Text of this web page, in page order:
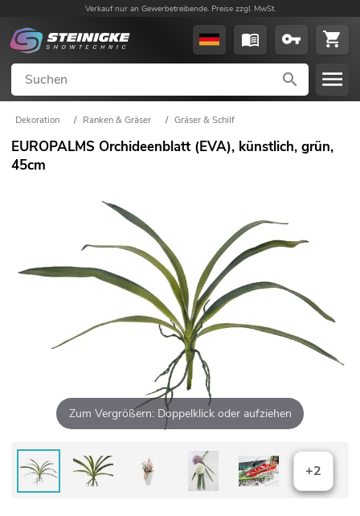
Verkauf nur an Gewerbetreibende. Preise zzgl. MwSt.
Dekoration / Ranken & Gräser / Gräser & Schilf
EUROPALMS Orchideenblatt (EVA), künstlich, grün,
45cm
Zum Vergrößern: Doppelklick oder aufziehen
+2